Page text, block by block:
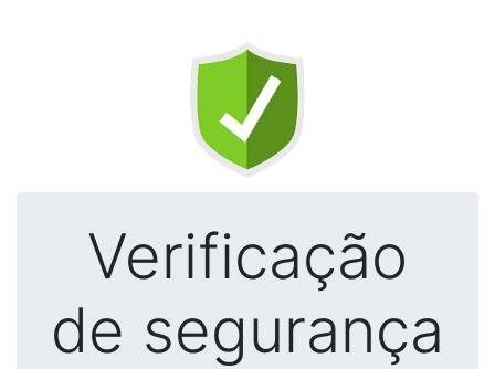
Verificação
de segurança